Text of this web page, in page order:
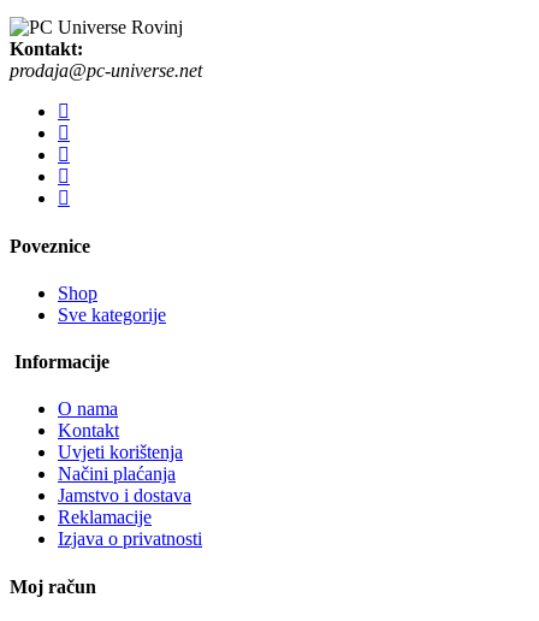
Kontakt:
prodaja@pc-universe.net
Poveznice
Shop
Sve kategorije
Informacije
O nama
Kontakt
Uvjeti korištenja
Načini plaćanja
Jamstvo i dostava
Reklamacije
Izjava o privatnosti
Moj račun